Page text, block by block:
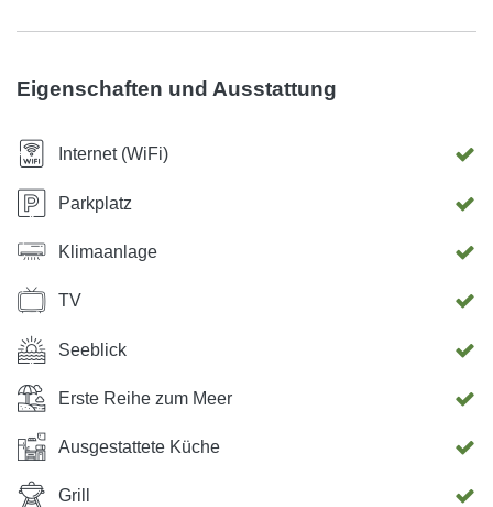
Eigenschaften und Ausstattung
Internet (WiFi)
Parkplatz
Klimaanlage
TV
Seeblick
Erste Reihe zum Meer
Ausgestattete Küche
Grill